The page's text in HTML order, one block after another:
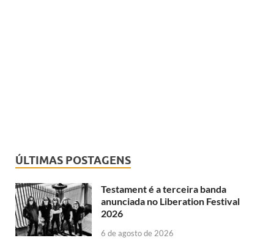
ÚLTIMAS POSTAGENS
Testament é a terceira banda
anunciada no Liberation Festival
2026
6 de agosto de 2026